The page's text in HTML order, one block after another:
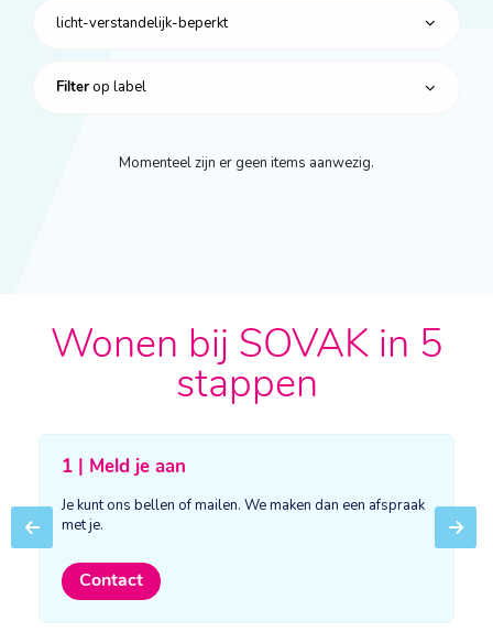
licht-verstandelijk-beperkt
Filter op label
Momenteel zijn er geen items aanwezig.
Wonen bij SOVAK in 5
stappen
Previous
1 | Meld je aan
Je kunt ons bellen of mailen. We maken dan een afspraak
met je.
Contact
Next